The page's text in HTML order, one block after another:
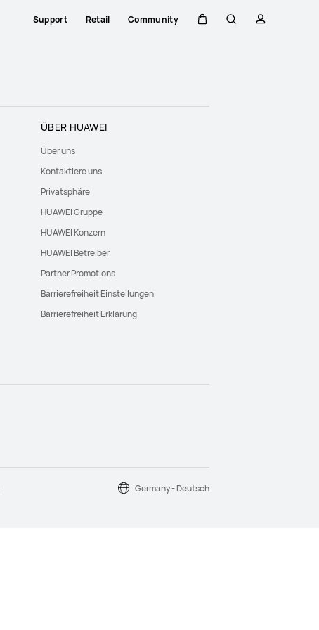
Support Retail Community
ÜBER HUAWEI
Über uns
Kontaktiere uns
Privatsphäre
HUAWEI Gruppe
HUAWEI Konzern
HUAWEI Betreiber
Partner Promotions
Barrierefreiheit Einstellungen
Barrierefreiheit Erklärung
Germany - Deutsch